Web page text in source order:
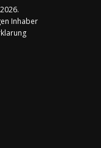
Inhaber